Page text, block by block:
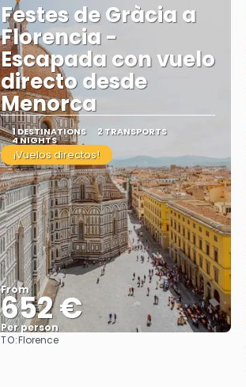
Festes de Gràcia a
Florencia -
Escapada con vuelo
directo desde
Menorca
1 DESTINATIONS 2 TRANSPORTS
4 NIGHTS
¡Vuelos directos!
From
652 €
Per person
TO:Florence